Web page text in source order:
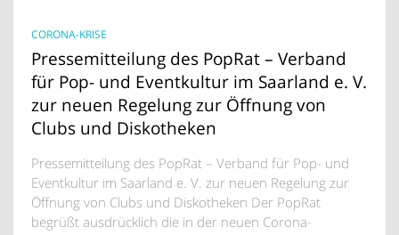
CORONA-KRISE
Pressemitteilung des PopRat – Verband
für Pop- und Eventkultur im Saarland e. V.
zur neuen Regelung zur Öffnung von
Clubs und Diskotheken
Pressemitteilung des PopRat – Verband für Pop- und
Eventkultur im Saarland e. V. zur neuen Regelung zur
Öffnung von Clubs und Diskotheken Der PopRat
begrüßt ausdrücklich die in der neuen Corona-